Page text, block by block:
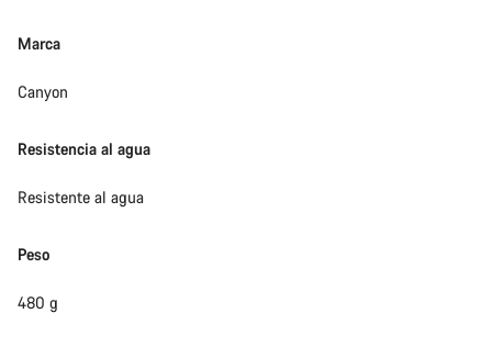
Marca
Canyon
Resistencia al agua
Resistente al agua
Peso
480 g